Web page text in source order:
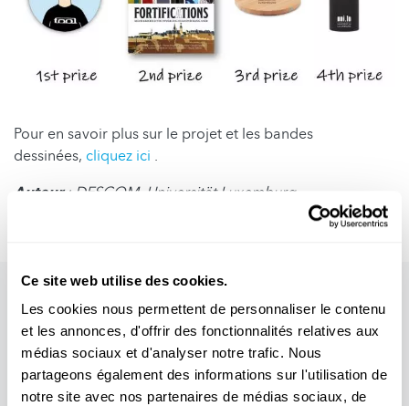
Ce site web utilise des cookies.
Les cookies nous permettent de personnaliser le contenu
et les annonces, d'offrir des fonctionnalités relatives aux
médias sociaux et d'analyser notre trafic. Nous
partageons également des informations sur l'utilisation de
notre site avec nos partenaires de médias sociaux, de
Pour en savoir plus sur le projet et les bandes
dessinées, cliquez ici .
Auteur: DESCOM, Universität Luxemburg